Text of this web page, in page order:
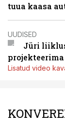
tuua kaasa
UUDISED
Jüri
projekteerima
Lisatud video